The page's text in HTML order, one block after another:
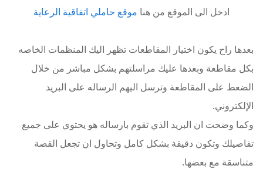
ادخل الى الموقع من هنا موقع حاملي اتفاقية الرعاية
بعدها راح يكون اختيار المقاطعات تظهر اليك المنظمات الخاصه
بكل مقاطعة وبعدها عليك مراسلتهم بشكل مباشر من خلال
الضعط على المقاطعة وترسل اليهم الرساله على البريد
الإلكتروني.
وكما وضحت ان البريد الذي تقوم بارساله هو يحتوي على جميع
تفاصيلك وتكون دقيقة بشكل كامل وتحاول ان تجعل القصة
متناسقة مع بعضها.